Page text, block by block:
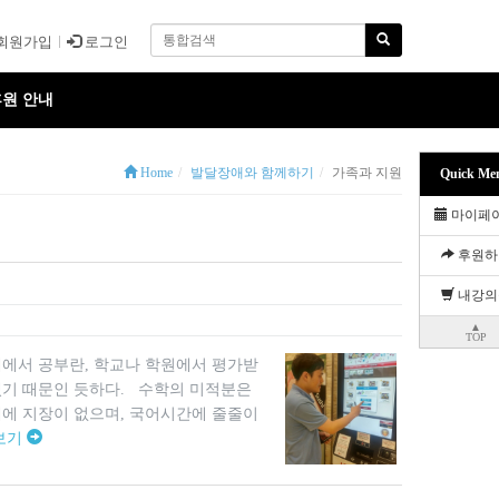
원가입 로그인
안내
Home 발달장애와 함께하기 가족과 지원
서 공부란, 학교나 학원에서 평가받
때문인 듯하다. 수학의 미적분은
지장이 없으며, 국어시간에 줄줄이
기
Quick
마이페
후원하
내강
▲
TOP